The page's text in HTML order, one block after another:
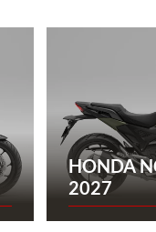
HONDA
2027